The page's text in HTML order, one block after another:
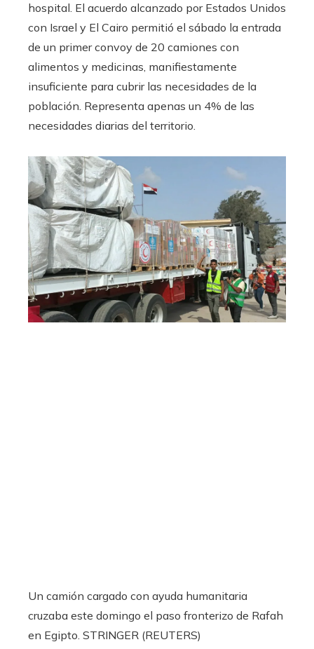
hospital. El acuerdo alcanzado por Estados Unidos
con Israel y El Cairo permitió el sábado la entrada
de un primer convoy de 20 camiones con
alimentos y medicinas, manifiestamente
insuficiente para cubrir las necesidades de la
población. Representa apenas un 4% de las
necesidades diarias del territorio.
Un camión cargado con ayuda humanitaria
cruzaba este domingo el paso fronterizo de Rafah
en Egipto. STRINGER (REUTERS)